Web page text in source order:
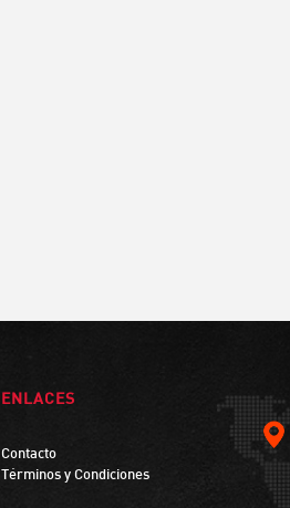
ENLACES
Contacto
Términos y Condiciones